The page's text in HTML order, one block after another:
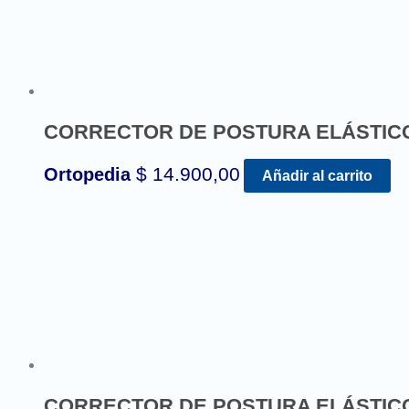
CORRECTOR DE POSTURA
Ortopedia $ 14.900,00 Añadir al carrito